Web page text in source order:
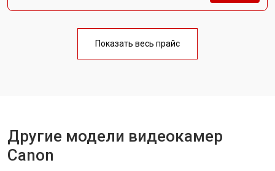
Показать весь прайс
Другие модели видеокамер
Canon